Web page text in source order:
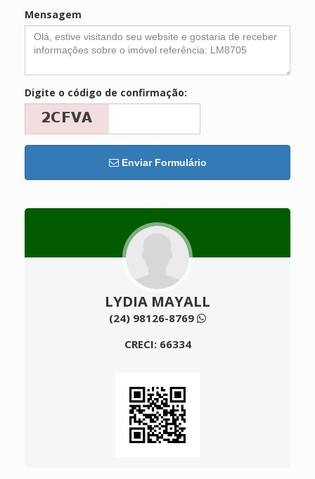
Mensagem
Digite o código de confirmação:
Enviar Formulário
LYDIA MAYALL
(24) 98126-8769
CRECI: 66334